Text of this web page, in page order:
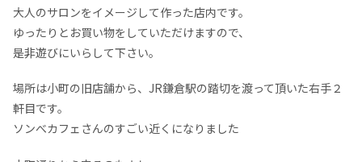
大人のサロンをイメージして作った店内です。
ゆったりとお買い物をしていただけますので、
是非遊びにいらして下さい。
場所は小町の旧店舗から、JR鎌倉駅の踏切を渡って頂いた右手２
軒目です。
ソンべカフェさんのすごい近くになりました